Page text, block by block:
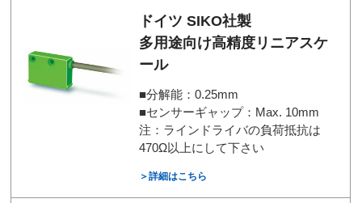
ドイツ SIKO社製
多用途向け高精度リニアスケ
ール
■分解能：0.25mm
■センサーギャップ：Max. 10mm
注：ラインドライバの負荷抵抗は
470Ω以上にして下さい
＞詳細はこちら